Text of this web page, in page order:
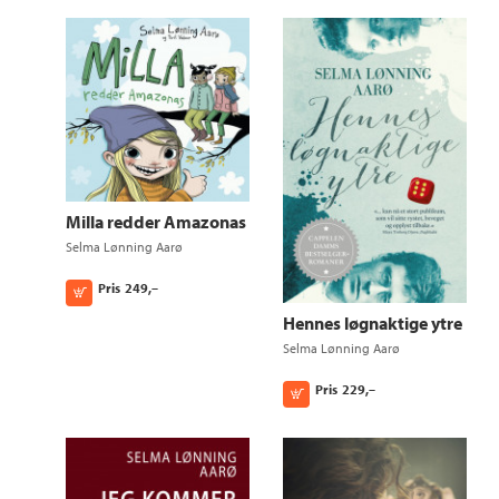
Milla redder Amazonas
Selma Lønning Aarø
Pris 249,–
Kjøp
Hennes løgnaktige ytre
Selma Lønning Aarø
Pris 229,–
Kjøp